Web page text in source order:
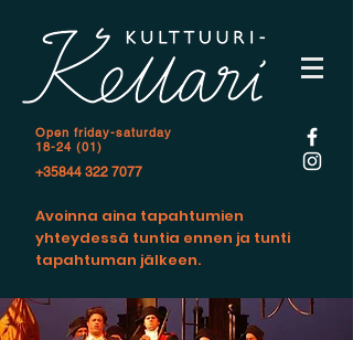
Open friday-saturday
18-24 (01)
+35844 322 7077
Avoinna aina tapahtumien
yhteydessä tuntia ennen ja tunti
tapahtuman jälkeen.